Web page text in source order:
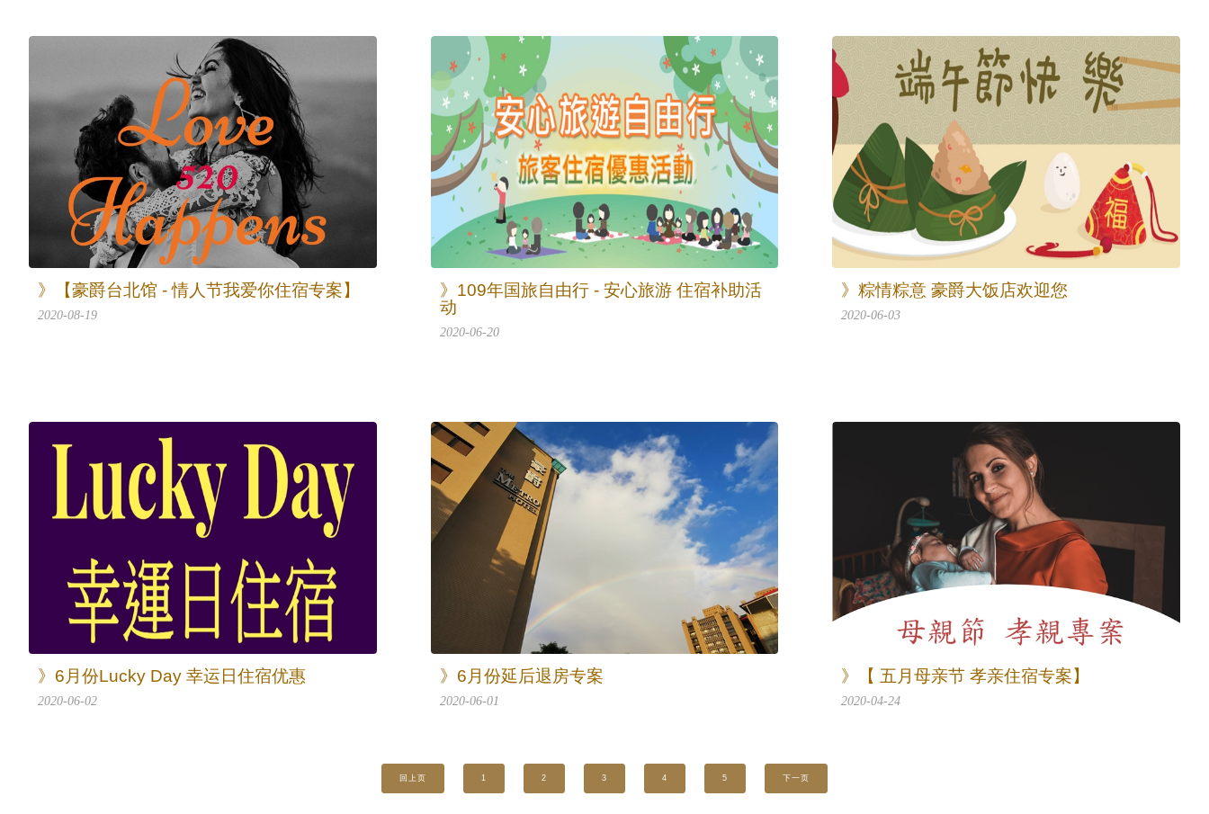
》【豪爵台北馆 - 情人节我爱你住宿专案】
2020-08-19
》109年国旅自由行 - 安心旅游 住宿补助活
动
2020-06-20
》粽情粽意 豪爵大饭店欢迎您
2020-06-03
》6月份Lucky Day 幸运日住宿优惠
2020-06-02
》6月份延后退房专案
2020-06-01
》【 五月母亲节 孝亲住宿专案】
2020-04-24
回上页 1 2 3 4 5 下一页